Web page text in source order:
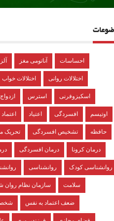
آناتومی مغز احساسات
اختلالات خواب اختلالات روانی
ازدواج استرس اسکیزوفرنی
اعتیاد افسردگی اوتیسم
تحریک تشخیص افسردگی حافظه
درمان افسردگی درمان کرونا
روانشناسی روانشناسی کودک
سازمان نظام روان سلامت
ضعف اعتماد به نفس